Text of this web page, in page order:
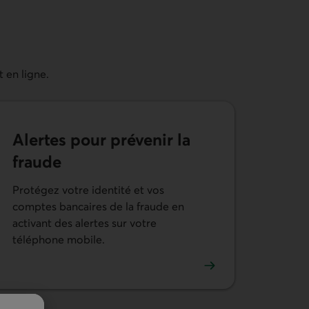
en ligne.
compte
Alertes pour prévenir la
fraude
Protégez votre identité et vos
comptes bancaires de la fraude en
activant des alertes sur votre
téléphone mobile.